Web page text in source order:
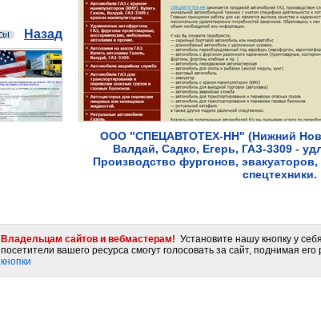
Назад
ООО "СПЕЦАВТОТЕХ-НН" (Нижний
Валдай, Садко, Егерь, ГАЗ-3309 -
Производство фургонов, эвакуаторов,
спецтехники.
Владельцам сайтов и вебмастерам! Установите нашу кнопку у
посетители вашего ресурса смогут голосовать за сайт, поднимая его
кнопки